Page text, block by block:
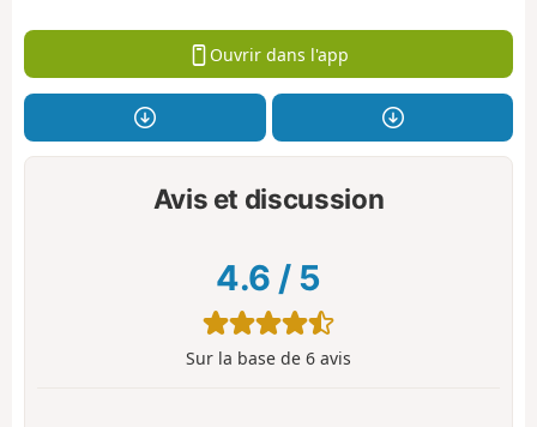
Ouvrir dans l'app
Avis et discussion
4.6 / 5
Sur la base de 6 avis